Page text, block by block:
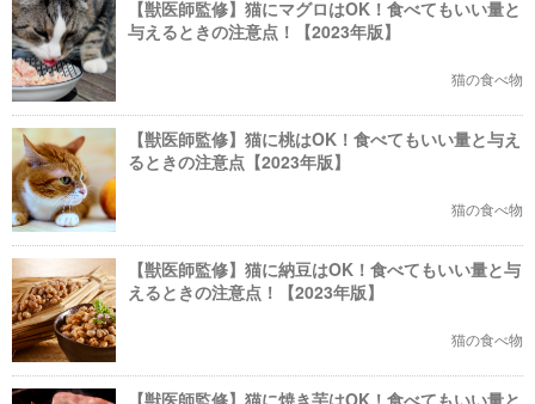
【獣医師監修】猫にマグロはOK！食べてもいい量と
与えるときの注意点！【2023年版】
猫の食べ物
【獣医師監修】猫に桃はOK！食べてもいい量と与え
るときの注意点【2023年版】
猫の食べ物
【獣医師監修】猫に納豆はOK！食べてもいい量と与
えるときの注意点！【2023年版】
猫の食べ物
【獣医師監修】猫に焼き芋はOK！食べてもいい量と